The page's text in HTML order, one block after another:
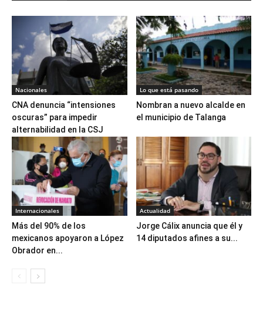
Nacionales
CNA denuncia “intensiones
oscuras” para impedir
alternabilidad en la CSJ
Lo que está pasando
Nombran a nuevo alcalde en
el municipio de Talanga
Internacionales
Más del 90% de los
mexicanos apoyaron a López
Obrador en...
Actualidad
Jorge Cálix anuncia que él y
14 diputados afines a su...